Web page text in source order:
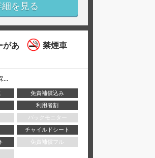
を見る
があ
禁煙車
...
免責補償込み
利用者割
バックモニター
チャイルドシート
免責補償フル